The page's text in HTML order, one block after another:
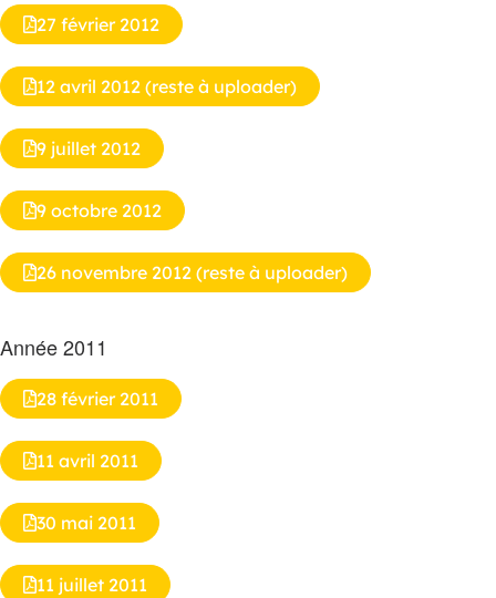
27 février 2012
12 avril 2012 (reste à uploader)
9 juillet 2012
9 octobre 2012
26 novembre 2012 (reste à uploader)
Année 2011
28 février 2011
11 avril 2011
30 mai 2011
11 juillet 2011